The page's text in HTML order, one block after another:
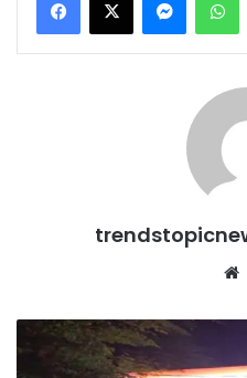
Ludhiana
में